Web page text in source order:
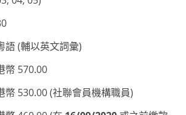
語 (輔以英文詞彙)
幣 570.00
幣 530.00 (社聯會員機構職員)